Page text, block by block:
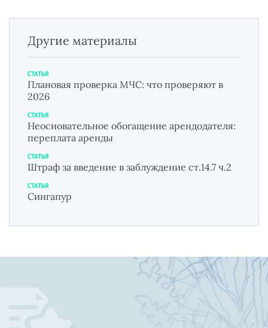
Другие материалы
СТАТЬЯ
Плановая проверка МЧС: что проверяют в
2026
СТАТЬЯ
Неосновательное обогащение арендодателя:
переплата аренды
СТАТЬЯ
Штраф за введение в заблуждение ст.14.7 ч.2
СТАТЬЯ
Сингапур